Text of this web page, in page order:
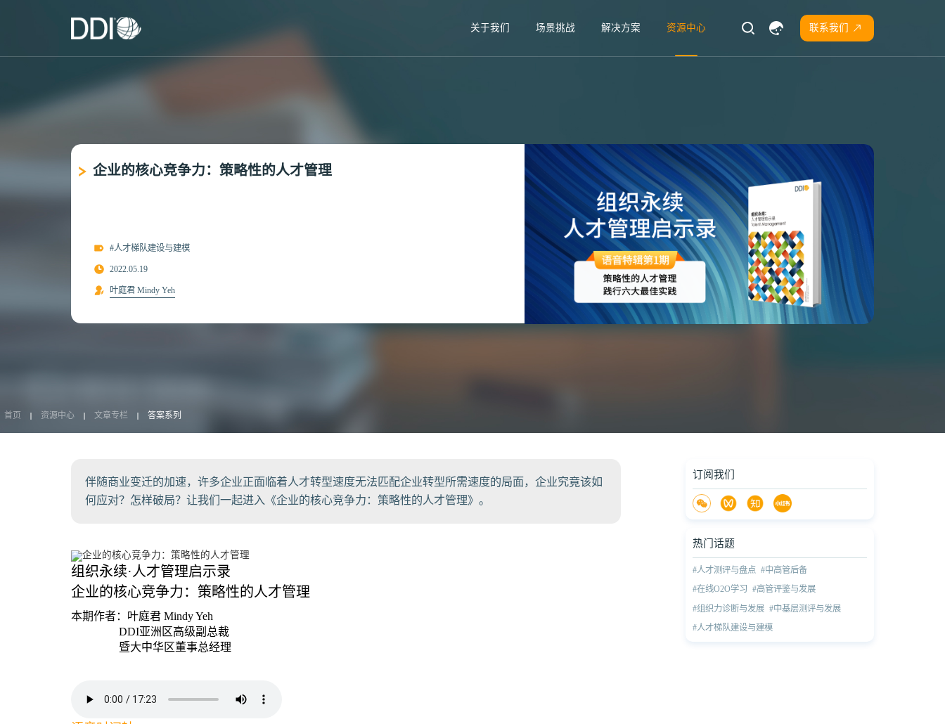
关于我们 场景挑战 解决方案 资源中心 联系我们
企业的核心竞争力：策略性的人才管理
#人才梯队建设与建模
2022.05.19
叶庭君 Mindy Yeh
首页 资源中心 文章专栏 答案系列
伴随商业变迁的加速，许多企业正面临着人才转型速度无法匹配企业转型所需速度的局面，企业究竟该如
何应对？怎样破局？让我们一起进入《企业的核心竞争力：策略性的人才管理》。
组织永续·人才管理启示录
企业的核心竞争力：策略性的人才管理
本期作者：叶庭君 Mindy Yeh
DDI亚洲区高级副总裁
暨大中华区董事总经理
订阅我们
热门话题
#人才测评与盘点 #中高管后备
#在线O2O学习 #高管评鉴与发展
#组织力诊断与发展 #中基层测评与发展
#人才梯队建设与建模